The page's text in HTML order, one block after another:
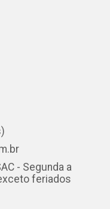
- Segunda a
feriados